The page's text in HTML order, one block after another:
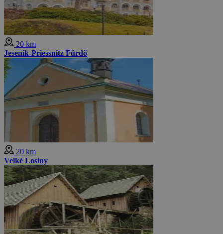
20 km
Jesenik-Priessnitz Fürdő
20 km
Velké Losiny